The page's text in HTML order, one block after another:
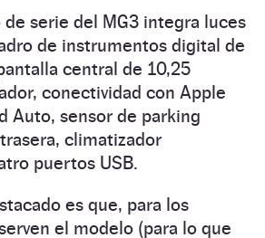
serie del MG3 integra luces
de instrumentos digital de
central de 10,25
conectividad con Apple
Auto, sensor de parking
climatizador
puertos USB.
es que, para los
el modelo (para lo que